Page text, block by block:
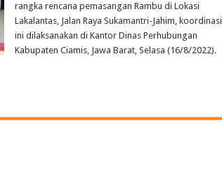
rangka rencana pemasangan Rambu di Lokasi
Lakalantas, Jalan Raya Sukamantri-Jahim, koordinasi
ini dilaksanakan di Kantor Dinas Perhubungan
Kabupaten Ciamis, Jawa Barat, Selasa (16/8/2022).